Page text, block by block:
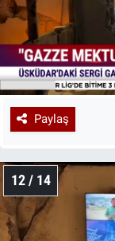
Paylaş
12 / 14